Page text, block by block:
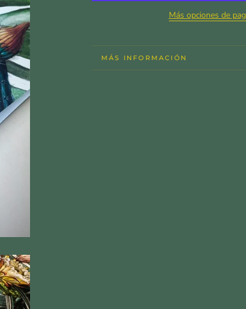
Más opciones de
MÁS INFORMACIÓN
VER IMAGENES